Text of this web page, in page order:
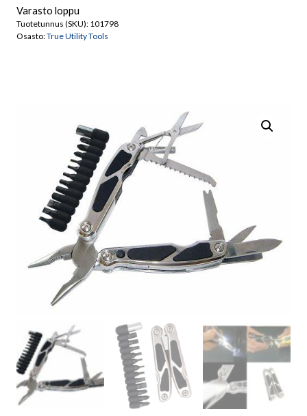
Varasto loppu
Tuotetunnus (SKU): 101798
Osasto:True Utility Tools